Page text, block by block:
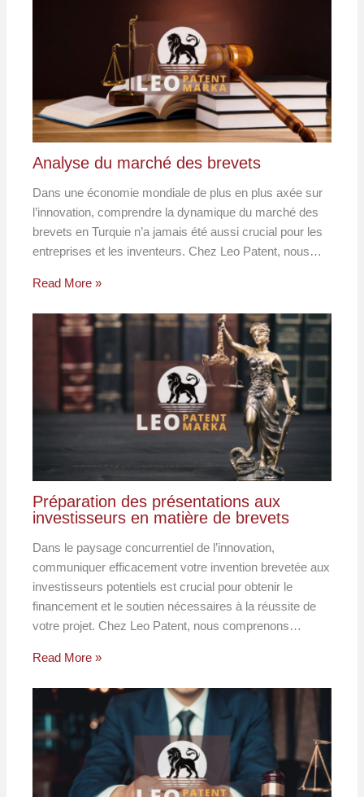
Analyse du marché des brevets
Dans une économie mondiale de plus en plus axée sur
l’innovation, comprendre la dynamique du marché des
brevets en Turquie n’a jamais été aussi crucial pour les
entreprises et les inventeurs. Chez Leo Patent, nous…
Read More »
Préparation des présentations aux
investisseurs en matière de brevets
Dans le paysage concurrentiel de l’innovation,
communiquer efficacement votre invention brevetée aux
investisseurs potentiels est crucial pour obtenir le
financement et le soutien nécessaires à la réussite de
votre projet. Chez Leo Patent, nous comprenons…
Read More »